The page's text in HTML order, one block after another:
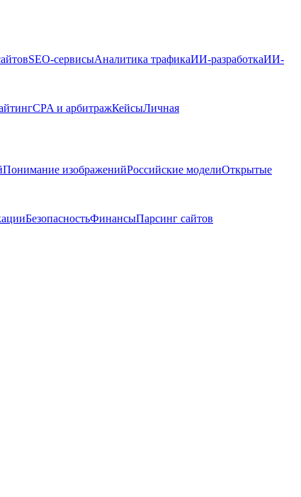
SEO-сервисыАналитика трафикаИИ-разработкаИИ-
CPA и арбитражКейсыЛичная
Понимание изображенийРоссийские моделиОткрытые
БезопасностьФинансыПарсинг сайтов